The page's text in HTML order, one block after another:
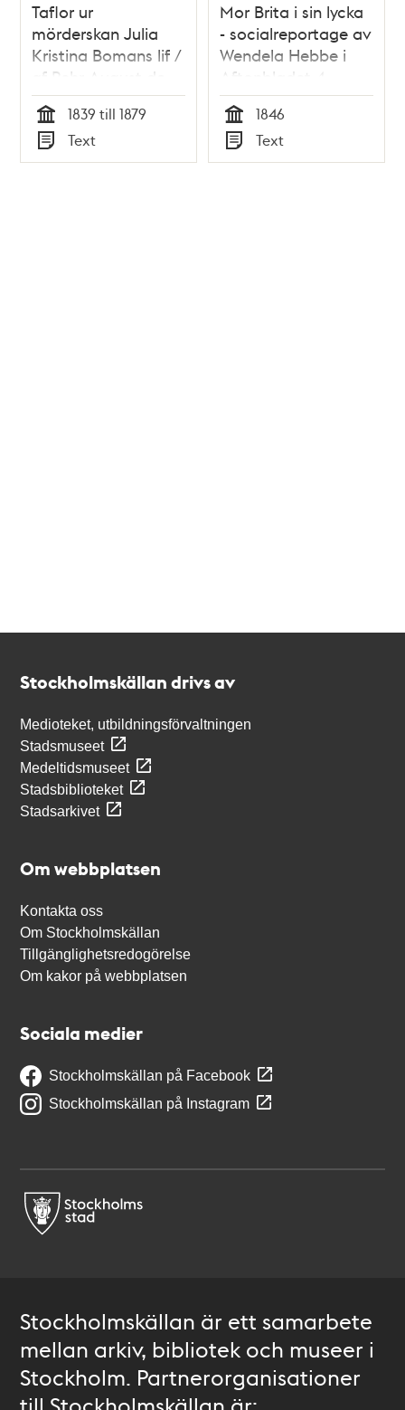
Taflor ur
mörderskan Julia
Kristina Bomans lif /
af Pehr August de
Maré
Tid
1839 till 1879
Typ
Text
Mor Brita i sin lycka
- socialreportage av
Wendela Hebbe i
Aftonbladet 4
februari 1846
Tid
1846
Typ
Text
Stockholmskällan drivs av
Medioteket, utbildningsförvaltningen
Stadsmuseet
Medeltidsmuseet
Stadsbiblioteket
Stadsarkivet
Om webbplatsen
Kontakta oss
Om Stockholmskällan
Tillgänglighetsredogörelse
Om kakor på webbplatsen
Sociala medier
Stockholmskällan på Facebook
Stockholmskällan på Instagram
Stockholmskällan är ett samarbete
mellan arkiv, bibliotek och museer i
Stockholm. Partnerorganisationer